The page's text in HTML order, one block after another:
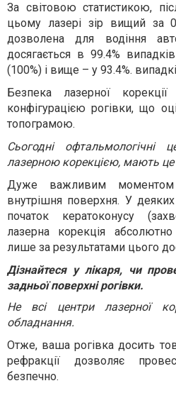
За світовою статистикою,
цьому лазері зір вищий за
дозволена для водіння
досягається в 99.4%
(100%) і вище – у 93.4%.
Безпека лазерної
конфігурацією рогівки, що
топограмою.
Сьогодні
лазерною корекцією, мають
Дуже важливим моментом
внутрішня поверхня. У
початок кератоконусу
лазерна корекція
лише за результатами цього
Дізнайтеся у лікаря, чи
задньої поверхні рогівки.
Не всі центри лазерної
обладнання.
Отже, ваша рогівка досить
рефракції дозволяє
безпечно.